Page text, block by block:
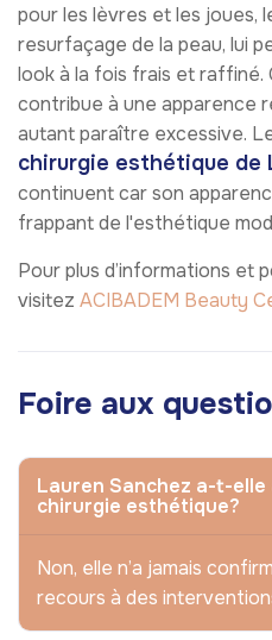
pour les lèvres et les joues,
resurfaçage de la peau, lui
look à la fois frais et raffiné.
contribue à une apparence
autant paraître excessive.
chirurgie esthétique de
continuent car son
frappant de l'esthétique
Pour plus d’informations et
visitez ACIBADEM Beauty
Foire aux
Lauren Sanchez a-t-elle
chirurgie esthétique?
Non, elle n’a jamais
recours à des